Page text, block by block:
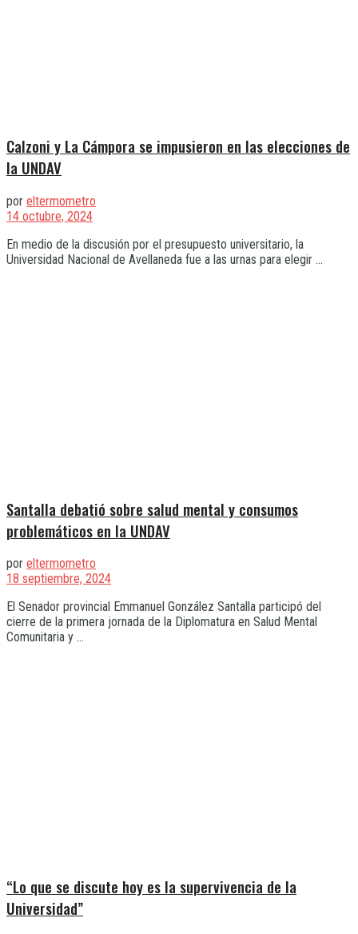
Calzoni y La Cámpora se impusieron en las elecciones de
la UNDAV
por eltermometro
14 octubre, 2024
En medio de la discusión por el presupuesto universitario, la
Universidad Nacional de Avellaneda fue a las urnas para elegir ...
Santalla debatió sobre salud mental y consumos
problemáticos en la UNDAV
por eltermometro
18 septiembre, 2024
El Senador provincial Emmanuel González Santalla participó del
cierre de la primera jornada de la Diplomatura en Salud Mental
Comunitaria y ...
“Lo que se discute hoy es la supervivencia de la
Universidad”